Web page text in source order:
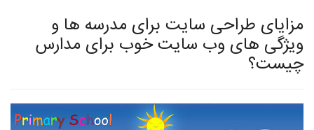
مزایای طراحی سایت برای مدرسه ها و
ویژگی های وب سایت خوب برای مدارس
چیست؟